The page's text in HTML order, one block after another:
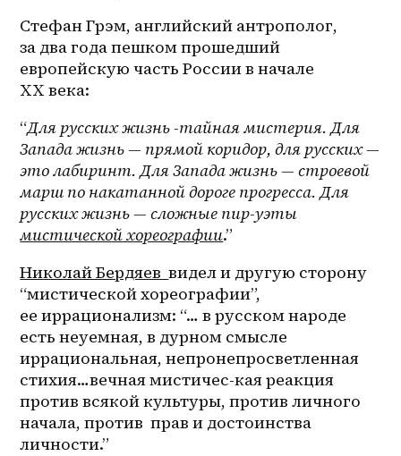
Стефан Грэм, английский антрополог,
за два года пешком прошедший
европейскую часть России в начале
ХХ века:
“Для русских жизнь -тайная мистерия. Для
Запада жизнь — прямой коридор, для русских —
это лабиринт. Для Запада жизнь — строевой
марш по накатанной дороге прогресса. Для
мистической хореографии.”
Николай Бердяев видел и другую сторону
“мистической хореографии”,
ее иррационализм: “… в русском народе
есть неуемная, в дурном смысле
иррациональная, непронепросветленная
стихия…вечная мистичес-кая реакция
против всякой культуры, против личного
начала, против  прав и достоинства
личности.”